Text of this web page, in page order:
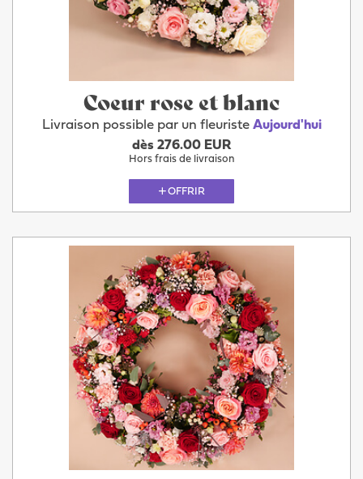
Coeur rose et blanc
Livraison possible par un fleuriste Aujourd'hui
dès 276.00 EUR
Hors frais de livraison
OFFRIR